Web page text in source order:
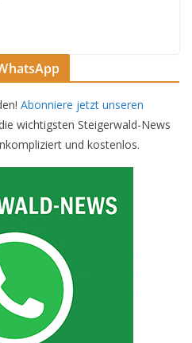
Abonniere jetzt unseren
wichtigsten Steigerwald-News
und kostenlos.